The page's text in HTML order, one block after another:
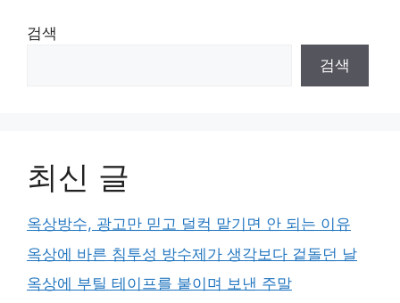
검색
검색
최신 글
옥상방수, 광고만 믿고 덜컥 맡기면 안 되는 이유
옥상에 바른 침투성 방수제가 생각보다 겉돌던 날
옥상에 부틸 테이프를 붙이며 보낸 주말